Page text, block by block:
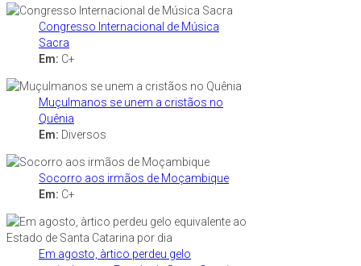
Congresso Internacional de Música
Sacra
Em: C+
Muçulmanos se unem a cristãos no
Quênia
Em: Diversos
Socorro aos irmãos de Moçambique
Em: C+
Em agosto, àrtico perdeu gelo